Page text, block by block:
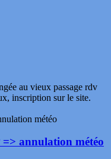
au vieux passage rdv
inscription sur le site.
=> annulation météo